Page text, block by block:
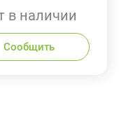
в наличии
Сообщить